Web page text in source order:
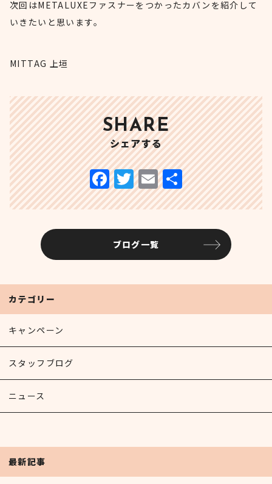
次回はMETALUXEファスナーをつかったカバンを紹介して
いきたいと思います。
MITTAG 上垣
SHARE
シェアする
ブログ一覧
カテゴリー
キャンペーン
スタッフブログ
ニュース
最新記事